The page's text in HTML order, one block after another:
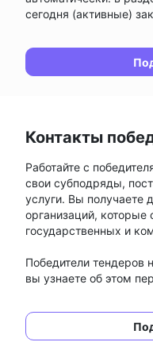
сегодня (активные)
Контакты
Работайте с
свои субподряды,
услуги. Вы получаете
организаций, которые
государственных и
Победители тендеров
вы узнаете об этом